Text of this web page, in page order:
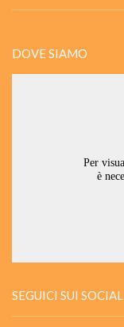
DOVE SIAMO
SEGUICI SUI SOCIAL